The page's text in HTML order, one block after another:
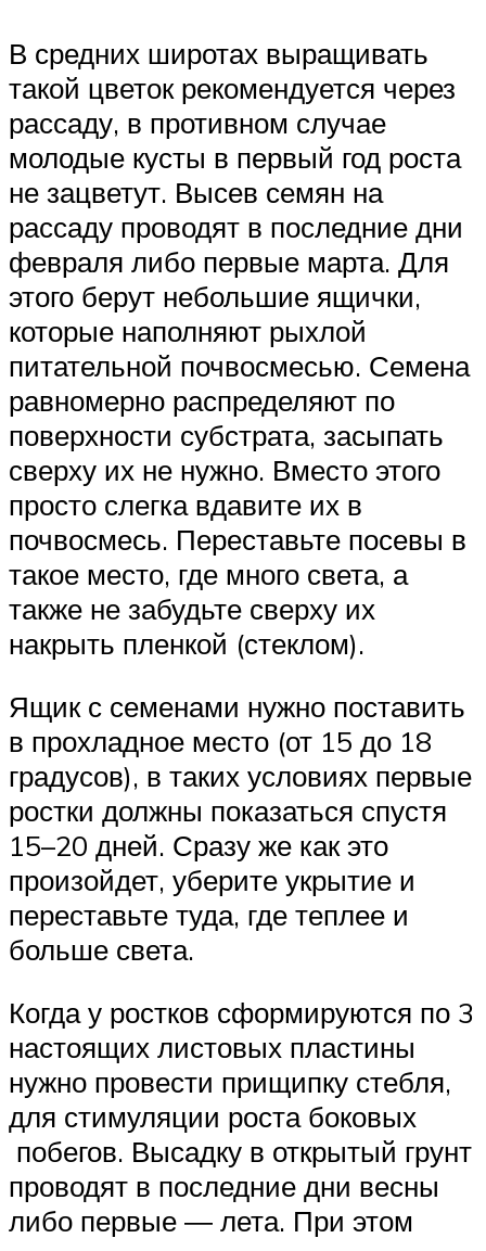
В средних широтах выращивать
такой цветок рекомендуется через
рассаду, в противном случае
молодые кусты в первый год роста
не зацветут. Высев семян на
рассаду проводят в последние дни
февраля либо первые марта. Для
этого берут небольшие ящички,
которые наполняют рыхлой
питательной почвосмесью. Семена
равномерно распределяют по
поверхности субстрата, засыпать
сверху их не нужно. Вместо этого
просто слегка вдавите их в
почвосмесь. Переставьте посевы в
такое место, где много света, а
также не забудьте сверху их
накрыть пленкой (стеклом).
Ящик с семенами нужно поставить
в прохладное место (от 15 до 18
градусов), в таких условиях первые
ростки должны показаться спустя
15–20 дней. Сразу же как это
произойдет, уберите укрытие и
переставьте туда, где теплее и
больше света.
Когда у ростков сформируются по 3
настоящих листовых пластины
нужно провести прищипку стебля,
для стимуляции роста боковых
побегов. Высадку в открытый грунт
проводят в последние дни весны
либо первые ― лета. При этом